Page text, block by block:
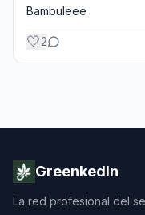
Bambuleee
🤍2
GreenkedIn
La red profesional del